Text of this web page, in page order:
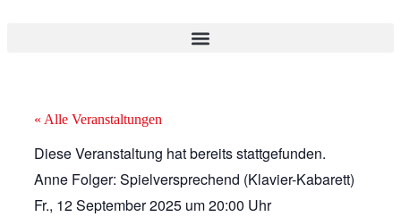
« Alle Veranstaltungen
Diese Veranstaltung hat bereits stattgefunden.
Anne Folger: Spielversprechend (Klavier-Kabarett)
Fr., 12 September 2025 um20:00 Uhr